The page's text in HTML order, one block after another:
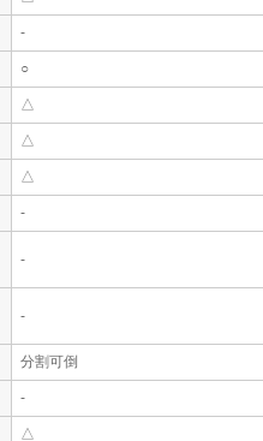
-
○
△
△
△
-
-
-
分割可倒
-
△